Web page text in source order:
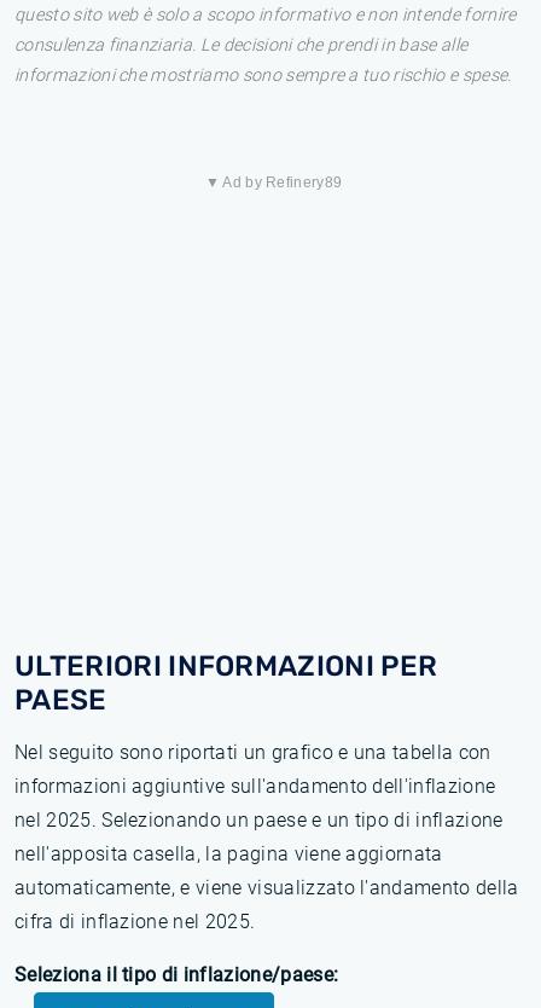
questo sito web è solo a scopo informativo e non intende fornire
consulenza finanziaria. Le decisioni che prendi in base alle
informazioni che mostriamo sono sempre a tuo rischio e spese.
▼ Ad by Refinery89
ULTERIORI INFORMAZIONI PER
PAESE
Nel seguito sono riportati un grafico e una tabella con
informazioni aggiuntive sull'andamento dell'inflazione
nel 2025. Selezionando un paese e un tipo di inflazione
nell'apposita casella, la pagina viene aggiornata
automaticamente, e viene visualizzato l'andamento della
cifra di inflazione nel 2025.
Seleziona il tipo di inflazione/paese: